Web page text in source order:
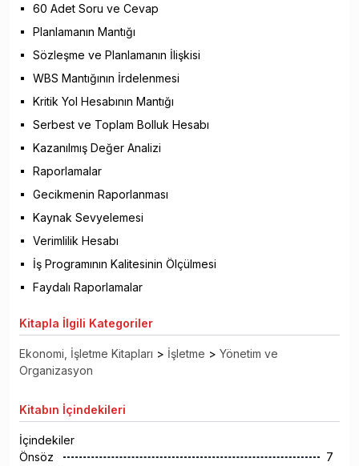
60 Adet Soru ve Cevap
Planlamanın Mantığı
Sözleşme ve Planlamanın İlişkisi
WBS Mantığının İrdelenmesi
Kritik Yol Hesabının Mantığı
Serbest ve Toplam Bolluk Hesabı
Kazanılmış Değer Analizi
Raporlamalar
Gecikmenin Raporlanması
Kaynak Sevyelemesi
Verimlilik Hesabı
İş Programının Kalitesinin Ölçülmesi
Faydalı Raporlamalar
Kitapla İlgili Kategoriler
Ekonomi, İşletme Kitapları > İşletme > Yönetim ve
Organizasyon
Kitabın İçindekileri
İçindekiler
Önsöz
7